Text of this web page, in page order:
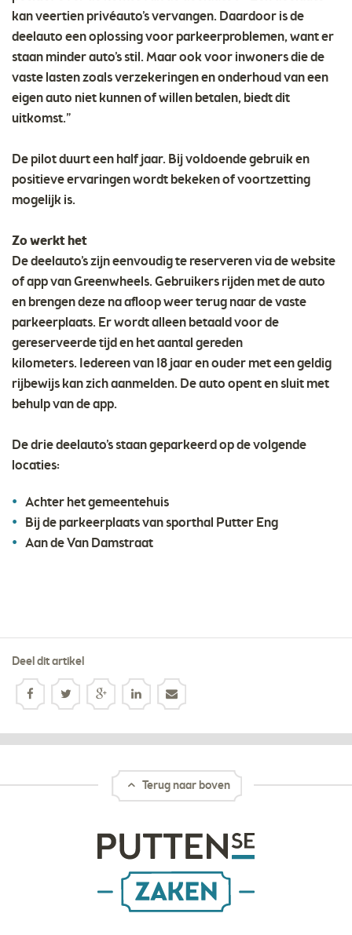
kan veertien privéauto’s vervangen. Daardoor is de
deelauto een oplossing voor parkeerproblemen, want er
staan minder auto’s stil. Maar ook voor inwoners die de
vaste lasten zoals verzekeringen en onderhoud van een
eigen auto niet kunnen of willen betalen, biedt dit
uitkomst.”
De pilot duurt een half jaar. Bij voldoende gebruik en
positieve ervaringen wordt bekeken of voortzetting
mogelijk is.
Zo werkt het
De deelauto’s zijn eenvoudig te reserveren via de website
of app van Greenwheels. Gebruikers rijden met de auto
en brengen deze na afloop weer terug naar de vaste
parkeerplaats. Er wordt alleen betaald voor de
gereserveerde tijd en het aantal gereden
kilometers. Iedereen van 18 jaar en ouder met een geldig
rijbewijs kan zich aanmelden. De auto opent en sluit met
behulp van de app.
De drie deelauto’s staan geparkeerd op de volgende
locaties:
Achter het gemeentehuis
Bij de parkeerplaats van sporthal Putter Eng
Aan de Van Damstraat
Deel dit artikel
Terug naar boven